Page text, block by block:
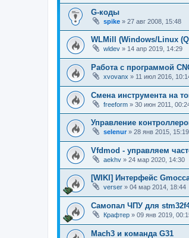
G-коды
spike » 27 авг 2008, 15:48
WLMill (Windows/Linux
wldev » 14 апр 2019, 14:29
Работа с программой
xvovanx » 11 июл 2016,
Смена инструмента на
freeform » 30 июн 2011,
Управление
selenur » 28 янв 2015, 15:19
Vfdmod - управляем
aekhv » 24 мар 2020, 14:30
[WIKI] Интерфейс
verser » 04 мар 2014, 18:44
Самопал ЧПУ для
Крафтер » 09 янв 2019,
Mach3 и команда G31